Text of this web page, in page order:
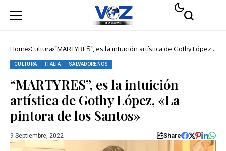
Home Cultura “MARTYRES”, es la intuición artística de Gothy López,
CULTURA ITALIA SALVADOREÑOS
“MARTYRES”, es la intuición
artística de Gothy López, «La
pintora de los Santos»
9 Septiembre, 2022 Share